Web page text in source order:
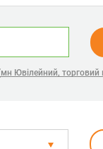
Ювілейний, торговий